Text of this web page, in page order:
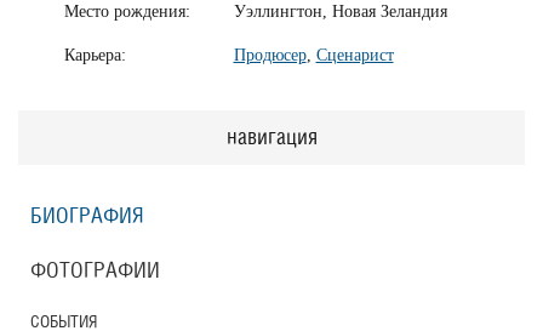
Место рождения: Уэллингтон, Новая Зеландия
Карьера: Продюсер, Сценарист
навигация
БИОГРАФИЯ
ФОТОГРАФИИ
СОБЫТИЯ